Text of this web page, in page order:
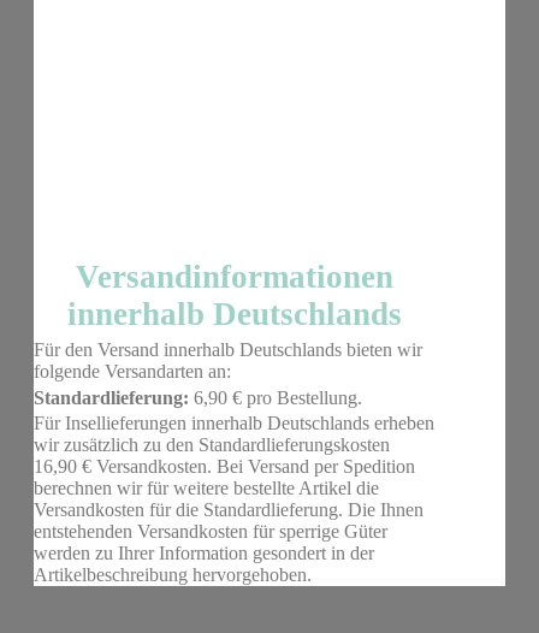
Versandinformationen
innerhalb Deutschlands
Für den Versand innerhalb Deutschlands bieten wir
folgende Versandarten an:
Standardlieferung: 6,90 € pro Bestellung.
Für Insellieferungen innerhalb Deutschlands erheben
wir zusätzlich zu den Standardlieferungskosten
16,90 € Versandkosten. Bei Versand per Spedition
berechnen wir für weitere bestellte Artikel die
Versandkosten für die Standardlieferung. Die Ihnen
entstehenden Versandkosten für sperrige Güter
werden zu Ihrer Information gesondert in der
Artikelbeschreibung hervorgehoben.